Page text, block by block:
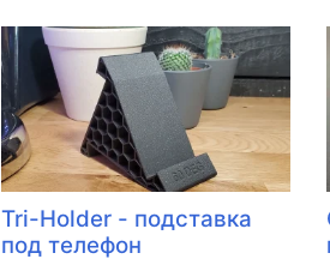
Tri-Holder - подставка
под телефон